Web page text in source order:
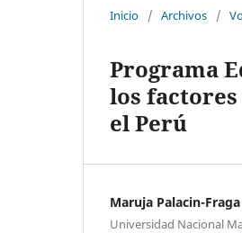
Inicio / Archivos /
Programa
los factores
el Perú
Maruja Palacin-Fraga
Universidad Nacional